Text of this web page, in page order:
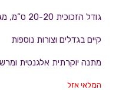
גודל הזכוכית 20-20 ס”מ, מגיע עם מעמד דמוי יהלום.
קיים בגדלים וצורות נוספות
מתנה יוקרתית אלגנטית
המלאי אזל